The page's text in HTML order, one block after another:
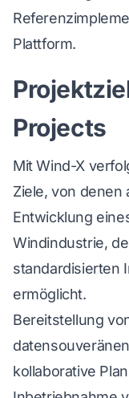
Plattform.
Projects
Mit Wind-X
Ziele, von denen
Entwicklung
Windindustrie,
standardisierten
ermöglicht.
Bereitstellung
kollaborative